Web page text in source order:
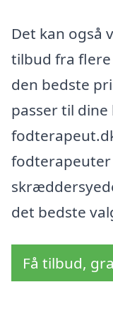
Det kan også
tilbud fra
den bedste
passer til dine
fodterapeuter
det bedste
Få tilbud,